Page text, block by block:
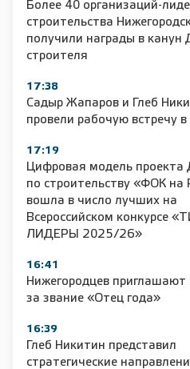
Более 40 организаций-
строительства
получили награды в канун
строителя
17:38
Садыр Жапаров и Глеб
провели рабочую встречу в
17:19
Цифровая модель проекта
по строительству «ФОК на
вошла в число лучших на
Всероссийском конкурсе
ЛИДЕРЫ 2025/26»
16:41
Нижегородцев приглашают
за звание «Отец года»
16:39
Глеб Никитин представил
стратегические